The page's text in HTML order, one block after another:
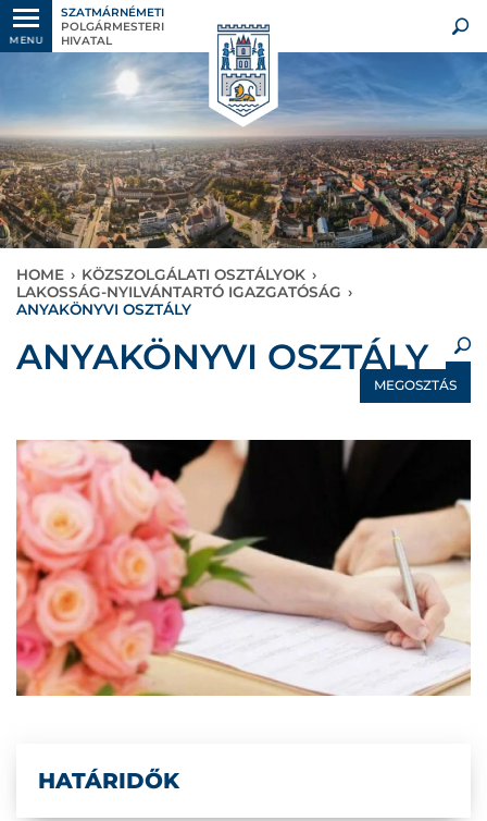
MENU
SZATMÁRNÉMETI
POLGÁRMESTERI
HIVATAL
HOME › KÖZSZOLGÁLATI OSZTÁLYOK ›
LAKOSSÁG-NYILVÁNTARTÓ IGAZGATÓSÁG ›
ANYAKÖNYVI OSZTÁLY
×
ANYAKÖNYVI OSZTÁLY
MEGOSZTÁS
HATÁRIDŐK